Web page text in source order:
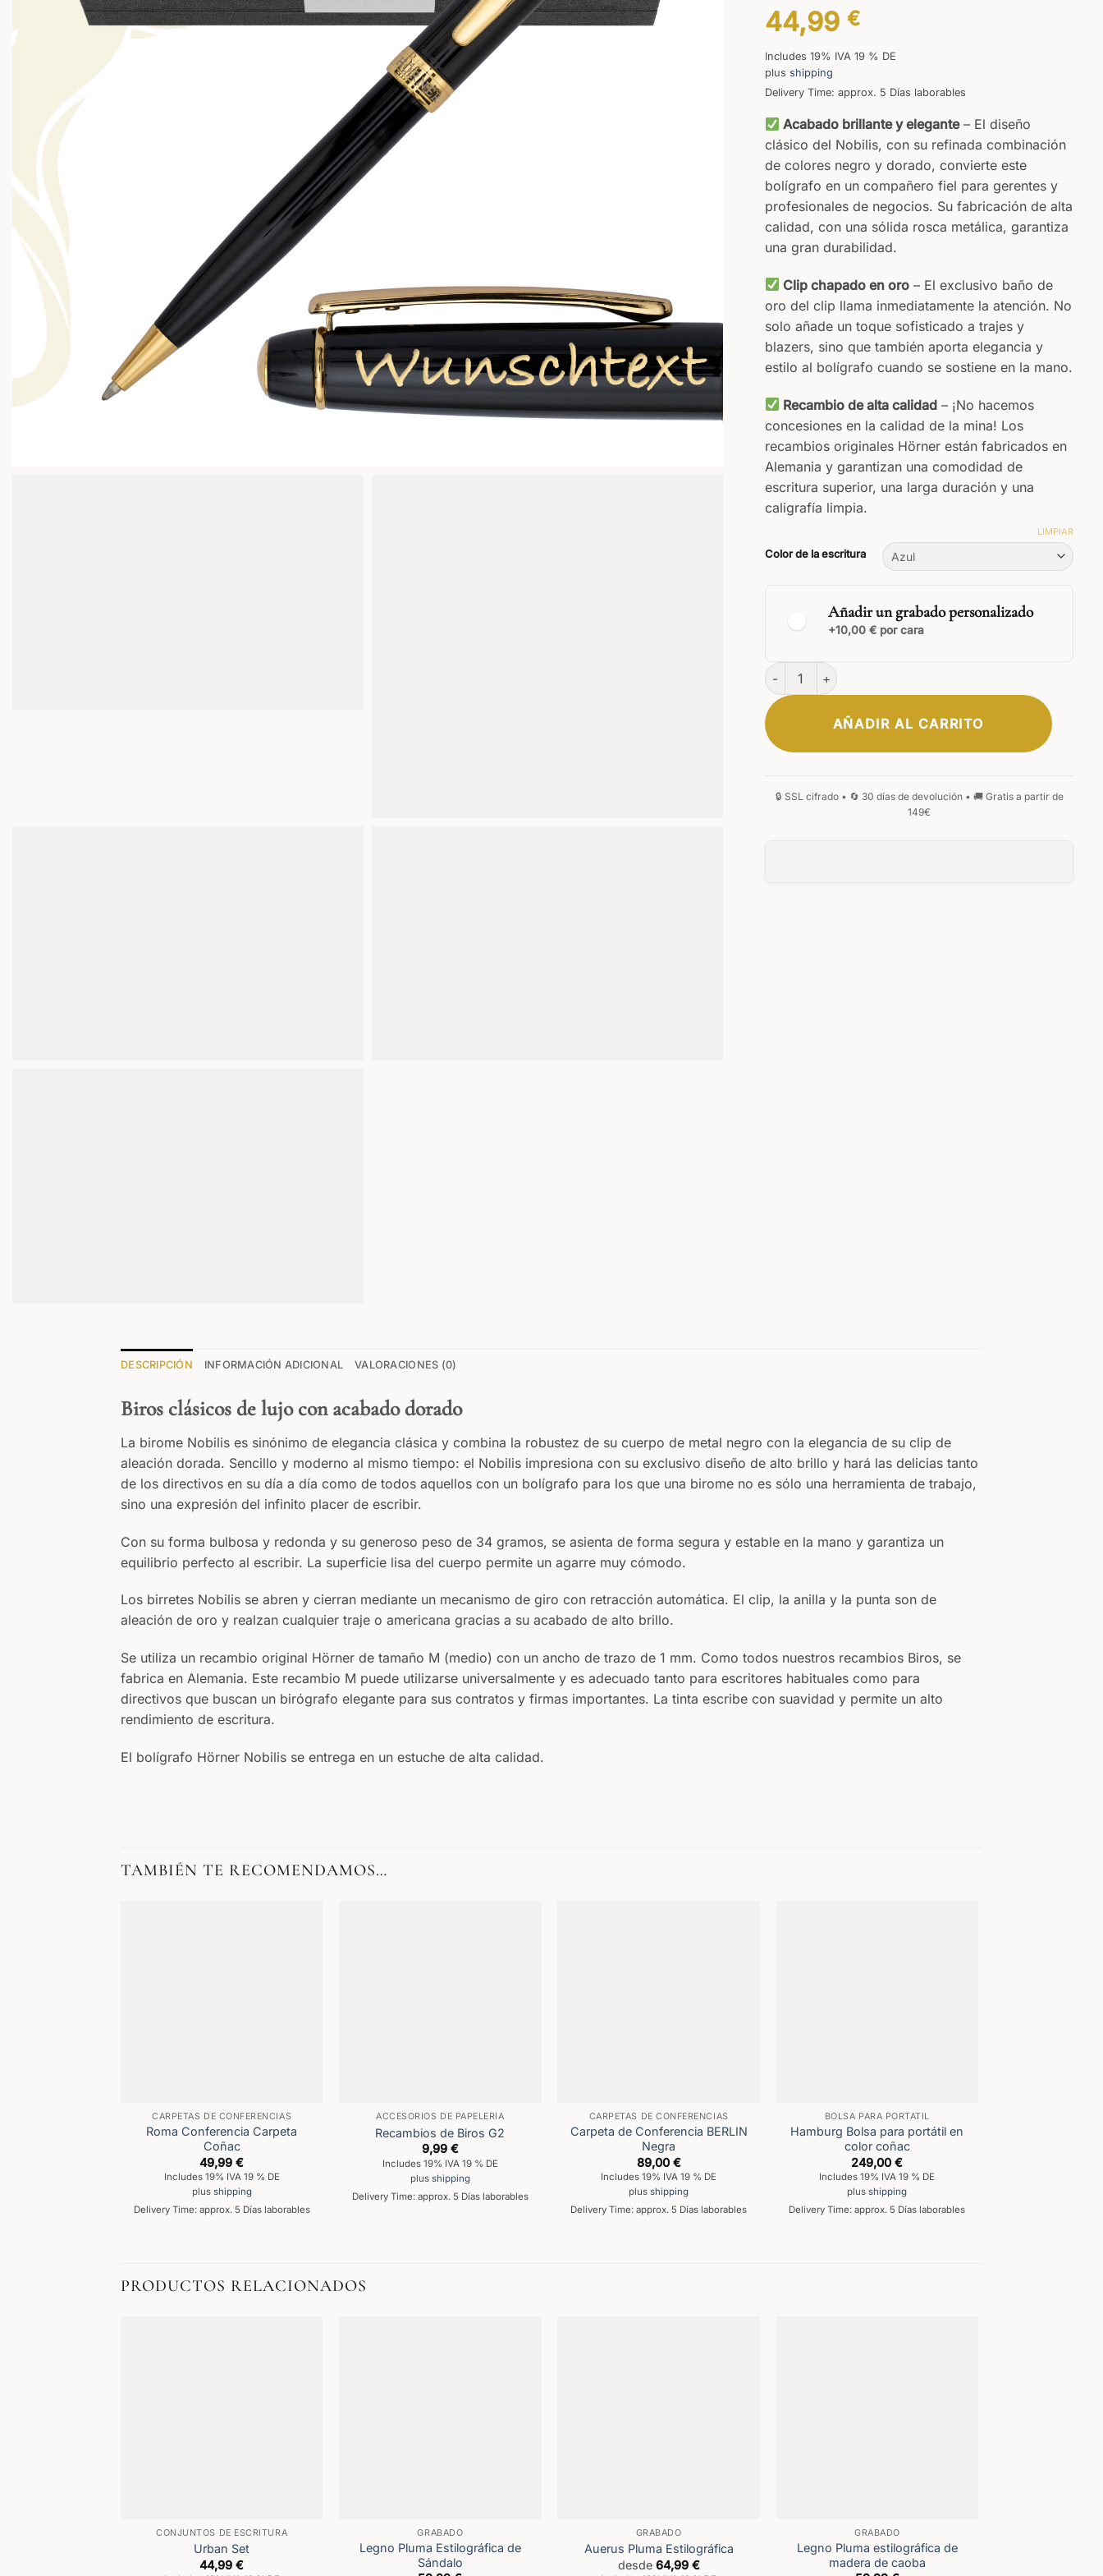
44,99 €
Includes 19% IVA 19 % DE
plus shipping
Delivery Time: approx. 5 Días laborables
Acabado brillante y elegante– El diseño
clásico del Nobilis, con su refinada combinación
de colores negro y dorado, convierte este
bolígrafo en un compañero fiel para gerentes y
profesionales de negocios. Su fabricación de alta
calidad, con una sólida rosca metálica, garantiza
una gran durabilidad.
Clip chapado en oro – El exclusivo baño de
oro del clip llama inmediatamente la atención. No
solo añade un toque sofisticado a trajes y
blazers, sino que también aporta elegancia y
estilo al bolígrafo cuando se sostiene en la mano.
Recambio de alta calidad – ¡No hacemos
concesiones en la calidad de la mina! Los
recambios originales Hörner están fabricados en
Alemania y garantizan una comodidad de
escritura superior, una larga duración y una
caligrafía limpia.
Color de la escritura
LIMPIAR
Añadir un grabado personalizado
+10,00 € por cara
ELEGANTE
Nobilis Biros cantidad
AÑADIR AL CARRITO
DESCRIPCIÓN INFORMACIÓN ADICIONAL VALORACIONES (0)
Biros clásicos de lujo con acabado dorado
La birome Nobilis es sinónimo de elegancia clásica y combina la robustez de su cuerpo de metal negro con la elegancia de su clip de
aleación dorada. Sencillo y moderno al mismo tiempo: el Nobilis impresiona con su exclusivo diseño de alto brillo y hará las delicias tanto
de los directivos en su día a día como de todos aquellos con un bolígrafo para los que una birome no es sólo una herramienta de trabajo,
sino una expresión del infinito placer de escribir.
Con su forma bulbosa y redonda y su generoso peso de 34 gramos, se asienta de forma segura y estable en la mano y garantiza un
equilibrio perfecto al escribir. La superficie lisa del cuerpo permite un agarre muy cómodo.
Los birretes Nobilis se abren y cierran mediante un mecanismo de giro con retracción automática. El clip, la anilla y la punta son de
aleación de oro y realzan cualquier traje o americana gracias a su acabado de alto brillo.
Se utiliza un recambio original Hörner de tamaño M (medio) con un ancho de trazo de 1 mm. Como todos nuestros recambios Biros, se
fabrica en Alemania. Este recambio M puede utilizarse universalmente y es adecuado tanto para escritores habituales como para
directivos que buscan un birógrafo elegante para sus contratos y firmas importantes. La tinta escribe con suavidad y permite un alto
rendimiento de escritura.
El bolígrafo Hörner Nobilis se entrega en un estuche de alta calidad.
TAMBIÉN TE RECOMENDAMOS…
CARPETAS DE CONFERENCIAS
Roma Conferencia Carpeta
Coñac
49,99€
Includes 19% IVA 19 % DE
plus shipping
Delivery Time: approx. 5 Días laborables
ACCESORIOS DE PAPELERÍA
Recambios de Biros G2
9,99 €
Includes 19% IVA 19 % DE
plus shipping
Delivery Time: approx. 5 Días laborables
CARPETAS DE CONFERENCIAS
Carpeta de Conferencia BERLIN
Negra
89,00 €
Includes 19% IVA 19 % DE
plusshipping
Delivery Time: approx. 5 Días laborables
BOLSA PARA PORTÁTIL
Hamburg Bolsa para portátil en
color coñac
249,00€
Includes 19% IVA 19 % DE
plusshipping
Delivery Time: approx. 5 Días laborables
PRODUCTOS RELACIONADOS
CONJUNTOS DE ESCRITURA
Urban Set
44,99€
GRABADO
Legno Pluma Estilográfica de
Sándalo
GRABADO
Auerus Pluma Estilográfica
desde 64,99 €
GRABADO
Legno Pluma estilográfica de
madera de caoba